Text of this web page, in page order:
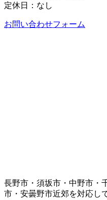
定休日：なし
お問い合わせフォーム
長野市・須坂市・中野市・
市・安曇野市近郊を対応し